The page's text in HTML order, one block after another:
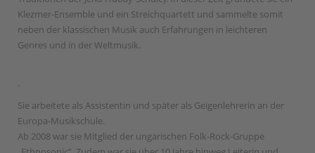
Klezmer-Ensemble und ein Streichquartett und sammelte somit
neben der klassischen Musik auch Erfahrungen in leichteren
Genres und in der Weltmusik.
.
Sie arbeitete als Assistentin und später als Geigenlehrerin an der
Europa-Musikschule.
Ab 2008 war sie Mitglied der ungarischen Folk-Rock-Gruppe